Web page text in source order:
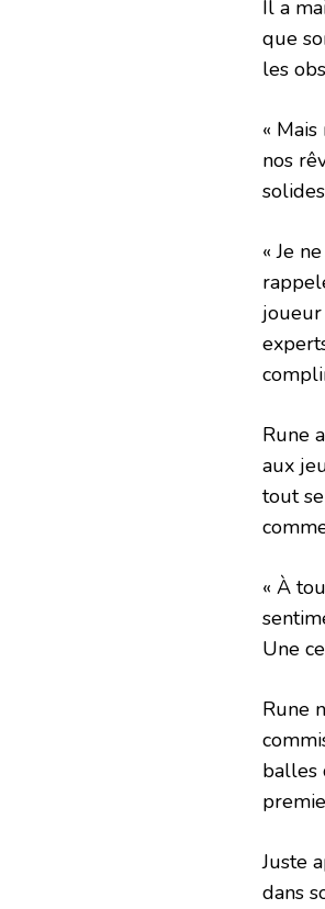
Il a
que
les
«
nos
« Je
joueur
Rune
aux
tout
« À
Une
Rune
balles
Juste
dans